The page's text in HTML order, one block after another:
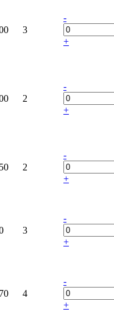
3
-
+
2
-
+
2
-
+
3
-
+
4
-
+